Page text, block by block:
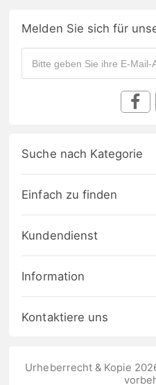
Melden Sie sich für
Suche nach Kategorie
Einfach zu finden
Kundendienst
Information
Kontaktiere uns
Urheberrecht & Kopie